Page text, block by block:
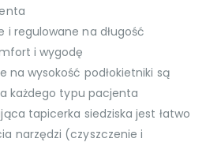
i regulowane na długość
i wygodę
na wysokość podłokietniki są
każdego typu pacjenta
tapicerka siedziska jest łatwo
narzędzi (czyszczenie i